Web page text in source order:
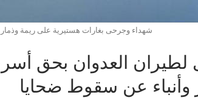
شهداء وجرحى بغارات هستيرية على ريمة
لطيران العدوان بحق
وأنباء عن سقوط ضحايا